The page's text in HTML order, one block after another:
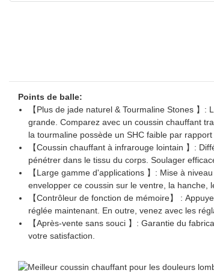
Points de balle:
【Plus de jade naturel & Tourmaline Stones
grande. Comparez avec un coussin chauffant
la tourmaline possède un SHC faible par
【Coussin chauffant à infrarouge lointain 】:
pénétrer dans le tissu du corps. Soulager
【Large gamme d'applications 】: Mise à
envelopper ce coussin sur le ventre, la hanche,
【Contrôleur de fonction de mémoire】 :
réglée maintenant. En outre, venez avec les
【Après-vente sans souci 】: Garantie du
votre satisfaction.